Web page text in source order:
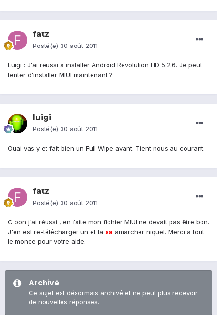
fatz
Posté(e) 30 août 2011
Luigi : J'ai réussi a installer Android Revolution HD 5.2.6. Je peut
tenter d'installer MIUI maintenant ?
luigi
Posté(e) 30 août 2011
Ouai vas y et fait bien un Full Wipe avant. Tient nous au courant.
fatz
Posté(e) 30 août 2011
C bon j'ai réussi , en faite mon fichier MIUI ne devait pas être bon.
J'en est re-télécharger un et la sa amarcher niquel. Merci a tout
le monde pour votre aide.
Archivé
Ce sujet est désormais archivé et ne peut plus recevoir
de nouvelles réponses.